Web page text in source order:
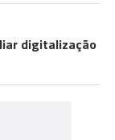
digitalização